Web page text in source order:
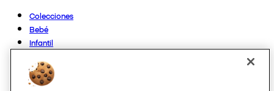
Colecciones
Bebé
Infantil
Mujer
Hombre